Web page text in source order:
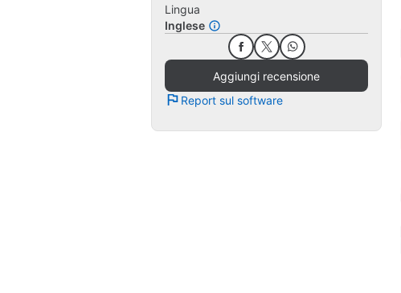
Lingua
Inglese
Aggiungi recensione
Report sul software